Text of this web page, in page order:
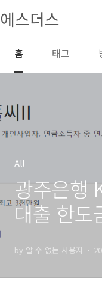
에스더스
홈 태그
All
광주은행
대출 한도
by 알 수 없는 사용자